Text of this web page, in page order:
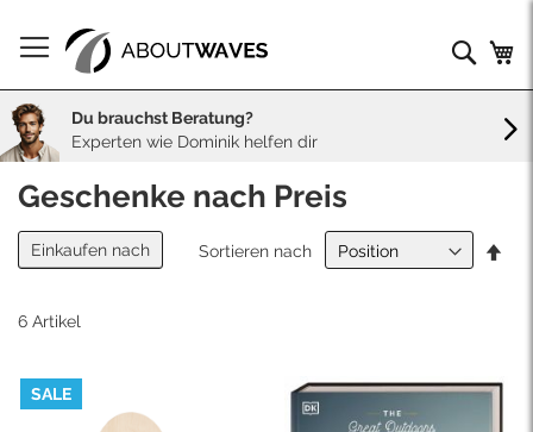
zum
Inhalt
Du brauchst Beratung?
Experten wie Dominik helfen dir
Geschenke nach Preis
6 Artikel
Sortieren nach
SALE
Einkaufen nach